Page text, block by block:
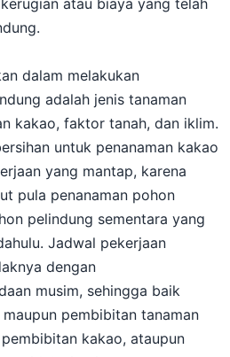
dalam melakukan
adalah jenis tanaman
kakao, faktor tanah, dan iklim.
untuk penanaman kakao
yang mantap, karena
pula penanaman pohon
pelindung sementara yang
Jadwal pekerjaan
dengan
musim, sehingga baik
pembibitan tanaman
kakao, ataupun